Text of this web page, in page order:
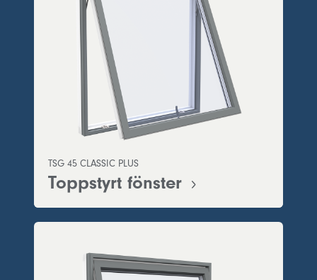
TSG 45 CLASSIC PLUS
Toppstyrt fönster